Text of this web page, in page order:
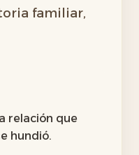
familiar,
relación que
hundió.